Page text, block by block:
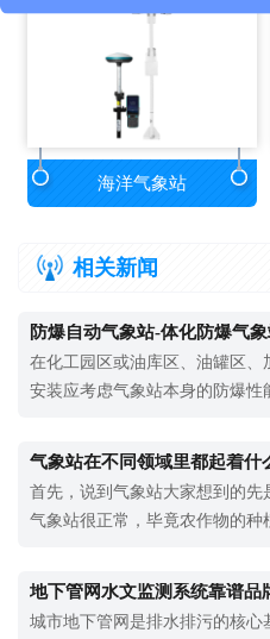
海洋气象站
相关新闻
在化工园区或油库区、油罐区、
安装应考虑气象站本身的防爆性
故，无法想象，也是不可估量和
自动气象站设备实时监测特殊场
气象站在不同领域里都起着什
首先，说到气象站大家想到的先
气象站很正常，毕竟农作物的种
城市地下管网是排水排污的核心